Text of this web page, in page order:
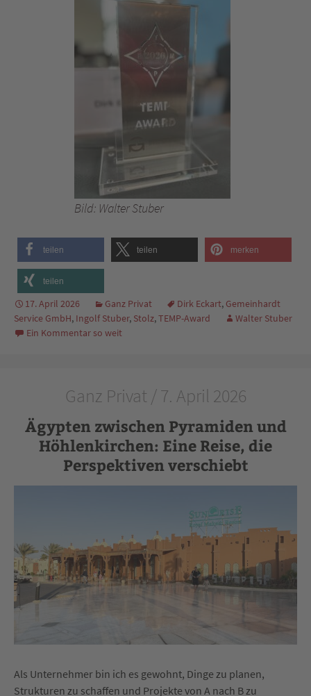
Bild: Walter Stuber
teilen teilen merken
teilen
17. April 2026 Ganz Privat Dirk Eckart, Gemeinhardt
Service GmbH, Ingolf Stuber, Stolz,TEMP-Award
Walter Stuber
Ein Kommentar so weit
Ganz Privat / 7. April 2026
Ägypten zwischen Pyramiden und
Höhlenkirchen: Eine Reise, die
Perspektiven verschiebt
Als Unternehmer bin ich es gewohnt, Dinge zu planen,
Strukturen zu schaffen und Projekte von A nach B zu